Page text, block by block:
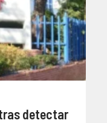
detectar